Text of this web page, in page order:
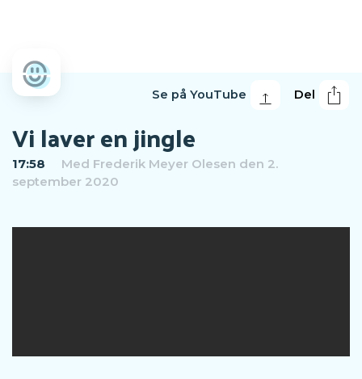
Del
Se på YouTube
Vi laver en jingle
17:58 Med Frederik Meyer Olesen den 2.
september 2020